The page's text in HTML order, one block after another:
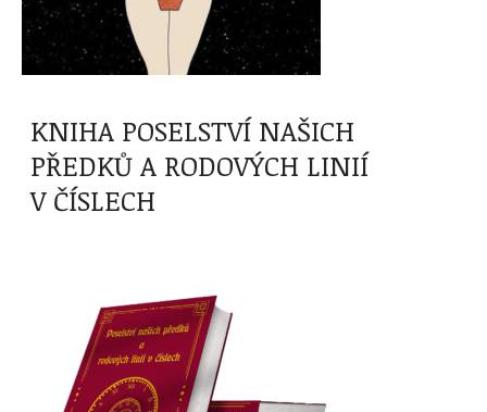
KNIHA POSELSTVÍ NAŠICH
PŘEDKŮ A RODOVÝCH LINIÍ
V ČÍSLECH